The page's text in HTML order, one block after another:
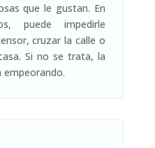
que le gustan. En
puede impedirle
cruzar la calle o
Si no se trata, la
empeorando.